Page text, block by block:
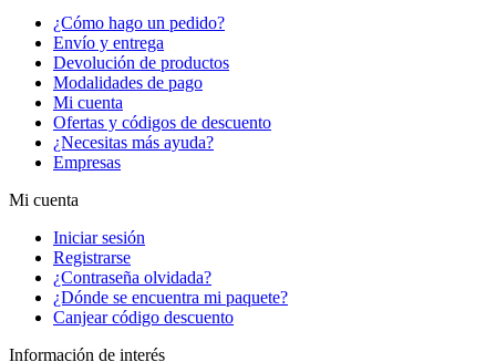
¿Cómo hago un pedido?
Envío y entrega
Devolución de productos
Modalidades de pago
Mi cuenta
Ofertas y códigos de descuento
¿Necesitas más ayuda?
Empresas
Mi cuenta
Iniciar sesión
Registrarse
¿Contraseña olvidada?
¿Dónde se encuentra mi paquete?
Canjear código descuento
Información de interés